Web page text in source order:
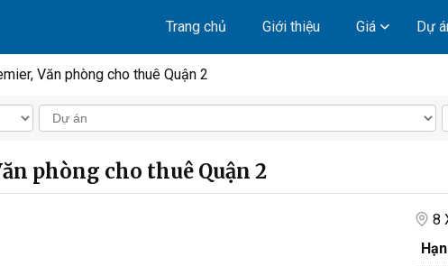
Trang chủ Giới thiệu Giá Dự
Văn phòng cho thuê Quận 2
phòng cho thuê Quận 2
8